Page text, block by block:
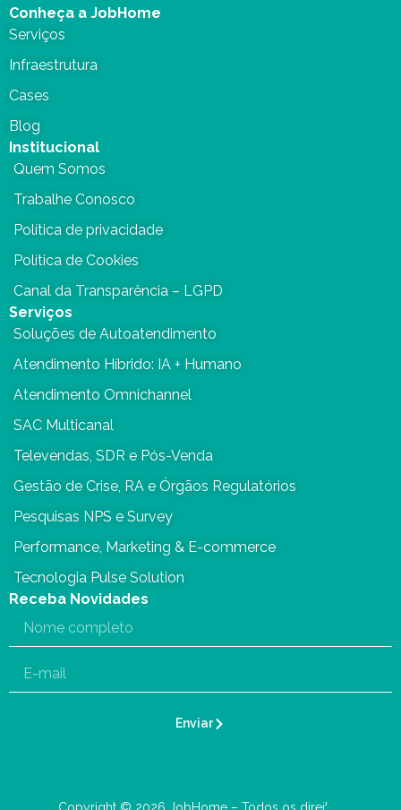
Conheça a JobHome
Serviços
Infraestrutura
Cases
Blog
Institucional
Quem Somos
Trabalhe Conosco
Política de privacidade
Política de Cookies
Canal da Transparência – LGPD
Serviços
Soluções de Autoatendimento
Atendimento Híbrido: IA + Humano
Atendimento Omnichannel
SAC Multicanal
Televendas, SDR e Pós-Venda
Gestão de Crise, RA e Órgãos Regulatórios
Pesquisas NPS e Survey
Performance, Marketing & E-commerce
Tecnologia Pulse Solution
Receba Novidades
Enviar